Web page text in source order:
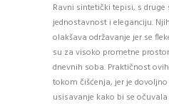
Ravni sintetički tepisi, s druge
jednostavnost i eleganciju.
olakšava održavanje jer se
su za visoko prometne
dnevnih soba. Praktičnost
tokom čišćenja, jer je
usisavanje kako bi se